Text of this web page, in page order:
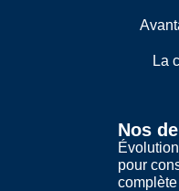
La
Nos
pour
complète